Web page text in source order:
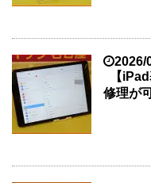
2026/
【
修理が